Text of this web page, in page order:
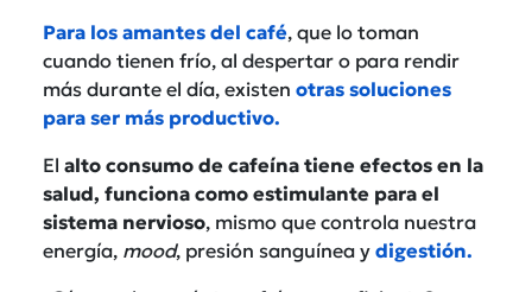
Para los amantes del café, que lo toman
cuando tienen frío, al despertar o para rendir
más durante el día, existen otras soluciones
para ser más productivo.
El alto consumo de cafeína tiene efectos en la
salud, funciona como estimulante para el
sistema nervioso, mismo que controla nuestra
energía, mood, presión sanguínea y digestión.